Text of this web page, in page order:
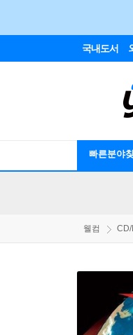
국내도서
빠른분야
웰컴